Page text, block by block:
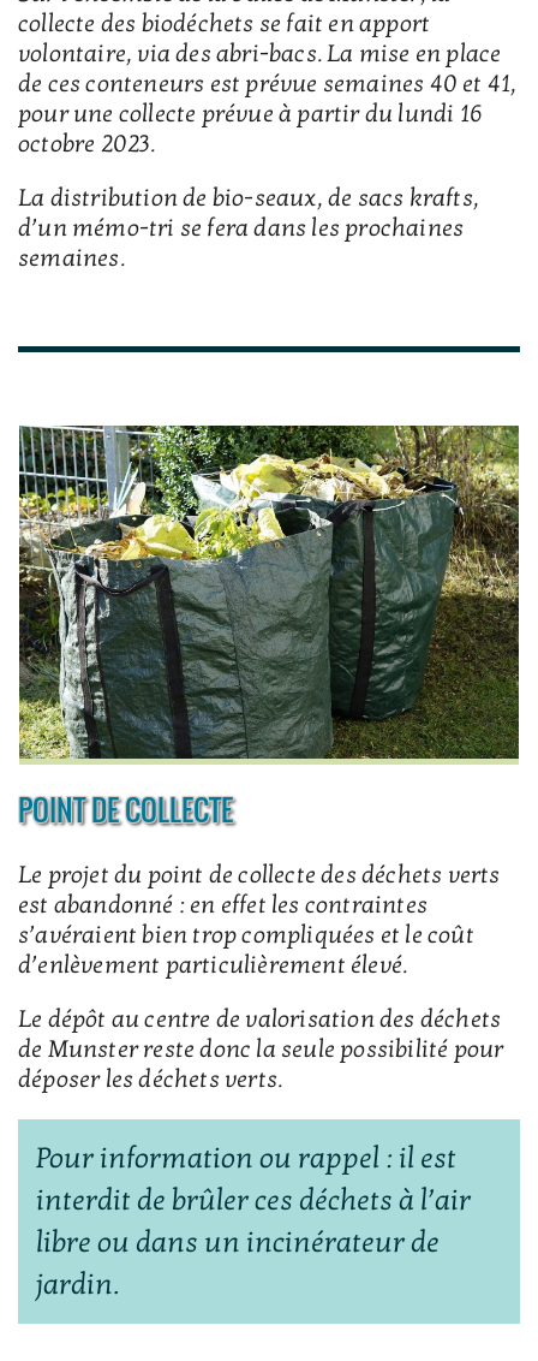
collecte des biodéchets se fait en apport
volontaire, via des abri-bacs. La mise en place
de ces conteneurs est prévue semaines 40 et 41,
pour une collecte prévue à partir du lundi 16
octobre 2023.
La distribution de bio-seaux, de sacs krafts,
d’un mémo-tri se fera dans les prochaines
semaines.
POINT DE COLLECTE
Le projet du point de collecte des déchets verts
est abandonné : en effet les contraintes
s’avéraient bien trop compliquées et le coût
d’enlèvement particulièrement élevé.
Le dépôt au centre de valorisation des déchets
de Munster reste donc la seule possibilité pour
déposer les déchets verts.
Pour information ou rappel : il est
interdit de brûler ces déchets à l’air
libre ou dans un incinérateur de
jardin.